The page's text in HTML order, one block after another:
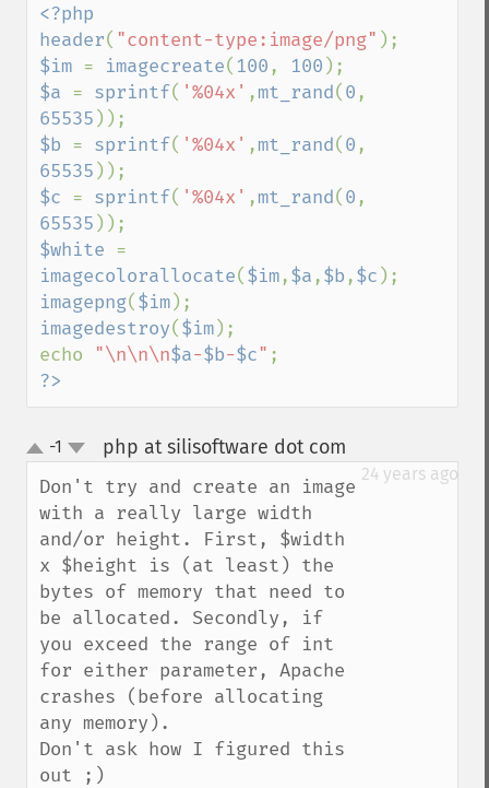
<?php
header( "content-type:image/png"
$im = imagecreate( 100 , 100
$a = sprintf( '%04x' ,mt_rand(0
65535
$b = sprintf( '%04x' ,mt_rand(0
65535
$c = sprintf( '%04x' ,mt_rand(0
65535
$white
imagecolorallocate($im,$a ,$b ,$c
imagepng($im
imagedestroy($im);
echo
"\n\n\n$a-$b-$c"
?>
up
down
-1 php at silisoftware dot com
24 years ago
Don't try and create an image
with a really large width
and/or height. First, $width
x $height is (at least) the
bytes of memory that need to
be allocated. Secondly, if
you exceed the range of int
for either parameter, Apache
crashes (before allocating
any memory).
Don't ask how I figured this
out ;)